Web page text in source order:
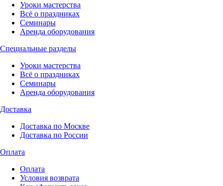
Уроки мастерства
Всё о праздниках
Семинары
Аренда оборудования
Специальные разделы
Уроки мастерства
Всё о праздниках
Семинары
Аренда оборудования
Доставка
Доставка по Москве
Доставка по России
Оплата
Оплата
Условия возврата